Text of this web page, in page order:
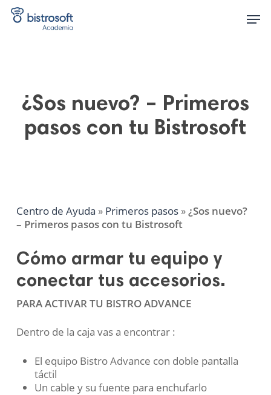
Skip
¿Sos nuevo? – Primeros
pasos con tu Bistrosoft
Centro de Ayuda » Primeros pasos»¿Sos nuevo?
– Primeros pasos con tu Bistrosoft
Cómo armar tu equipo y
conectar tus accesorios.
PARA ACTIVAR TU BISTRO ADVANCE
Dentro de la caja vas a encontrar :
El equipo Bistro Advance con doble pantalla
táctil
Un cable y su fuente para enchufarlo